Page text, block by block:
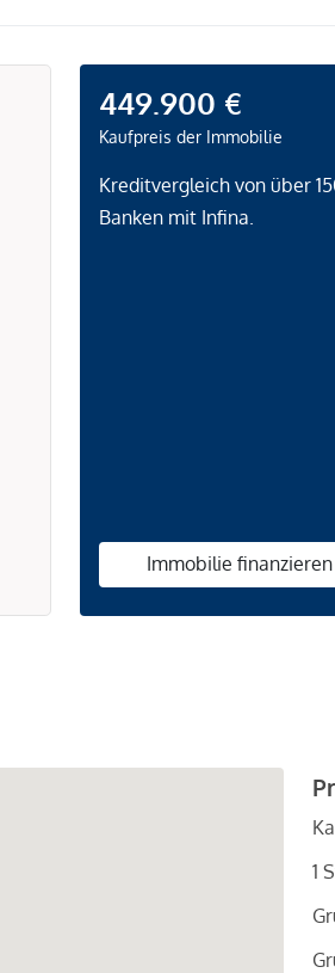
449.900 €
Kaufpreis der Immobilie
Kreditvergleich von über
Banken mit Infina.
Immobilie finanzieren
1